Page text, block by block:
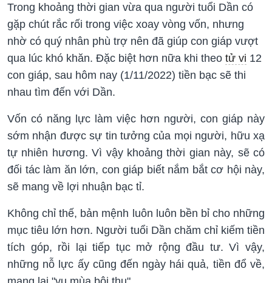
Trong khoảng thời gian vừa qua người tuổi Dần có
gặp chút rắc rối trong việc xoay vòng vốn, nhưng
nhờ có quý nhân phù trợ nên đã giúp con giáp vượt
qua lúc khó khăn. Đặc biệt hơn nữa khi theo tử vi 12
con giáp, sau hôm nay (1/11/2022) tiền bạc sẽ thi
nhau tìm đến với Dần.
Vốn có năng lực làm việc hơn người, con giáp này
sớm nhận được sự tin tưởng của mọi người, hữu xạ
tự nhiên hương. Vì vậy khoảng thời gian này, sẽ có
đối tác làm ăn lớn, con giáp biết nắm bắt cơ hội này,
sẽ mang về lợi nhuận bạc tỉ.
Không chỉ thế, bản mệnh luôn luôn bền bỉ cho những
mục tiêu lớn hơn. Người tuổi Dần chăm chỉ kiếm tiền
tích góp, rồi lại tiếp tục mở rộng đầu tư. Vì vậy,
những nỗ lực ấy cũng đến ngày hái quả, tiền đổ về,